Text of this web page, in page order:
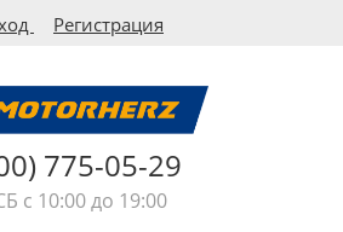
Регистрация
775-05-29
с 10:00 до 19:00